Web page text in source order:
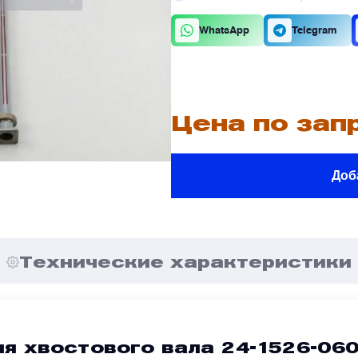
WhatsApp Telegram
Цена по
Технические характеристики
хвостового вала 24-1526-060